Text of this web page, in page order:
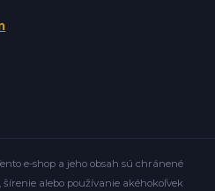
e-shop a jeho obsah sú chránené
alebo používanie akéhokoľvek